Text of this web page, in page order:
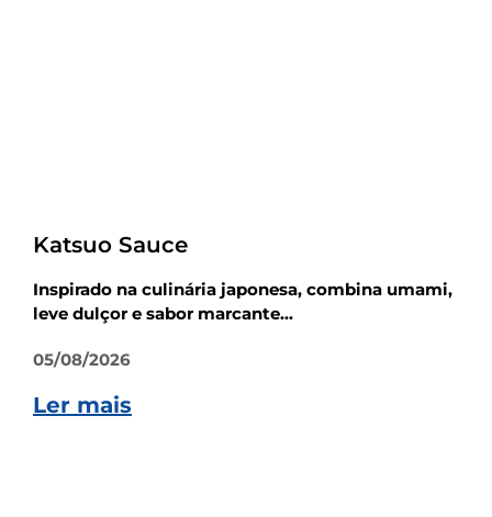
Katsuo Sauce
Inspirado na culinária japonesa, combina umami,
leve dulçor e sabor marcante...
05/08/2026
Ler mais